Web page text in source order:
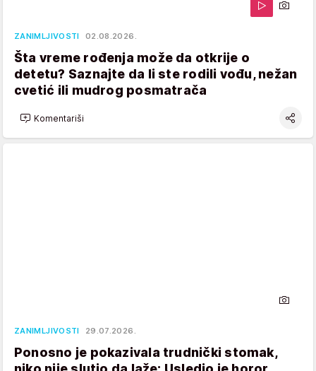
ZANIMLJIVOSTI 02.08.2026.
Šta vreme rođenja može da otkrije o
detetu? Saznajte da li ste rodili vođu, nežan
cvetić ili mudrog posmatrača
Komentariši
ZANIMLJIVOSTI 29.07.2026.
Ponosno je pokazivala trudnički stomak,